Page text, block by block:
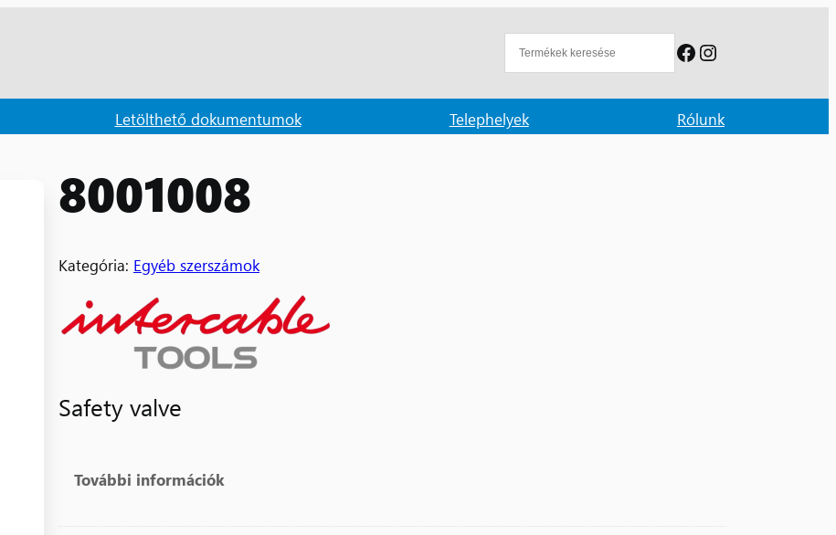
Facebook
Instagram
Letölthető dokumentumok Telephelyek Rólunk
8001008
Kategória: Egyéb szerszámok
Safety valve
További információk